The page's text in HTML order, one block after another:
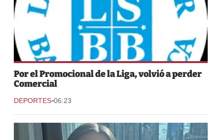
Por el Promocional de la Liga, volvió a perder
Comercial
DEPORTES-06:23